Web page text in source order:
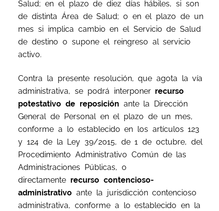
Salud; en el plazo de diez días hábiles, si son
de distinta Área de Salud; o en el plazo de un
mes si implica cambio en el Servicio de Salud
de destino o supone el reingreso al servicio
activo.
Contra la presente resolución, que agota la vía
administrativa, se podrá interponer recurso
potestativo de reposición ante la Dirección
General de Personal en el plazo de un mes,
conforme a lo establecido en los artículos 123
y 124 de la Ley 39/2015, de 1 de octubre, del
Procedimiento Administrativo Común de las
Administraciones Públicas, o
directamente recurso contencioso-
administrativo ante la jurisdicción contencioso
administrativa, conforme a lo establecido en la